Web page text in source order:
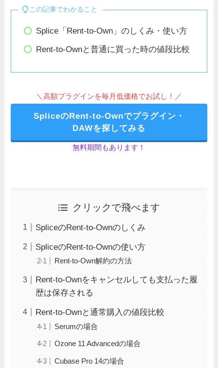
この記事でわかること
Splice「Rent-to-Own」のしくみ・使い方
Rent-to-Ownと普通に買った時の値段比較
＼高額プラグインを毎月低価格でお試し！／
SpliceのRent-to-Ownでプラグイン・
DAWを探してみる
無料期間もあります！
クリックで飛べます
SpliceのRent-to-Ownのしくみ
SpliceのRent-to-Ownの使い方
Rent-to-Own解約の方法
Rent-to-Ownをキャンセルしても支払った履
歴は保存される
Rent-to-Ownと通常購入の値段比較
Serumの場合
Ozone 11 Advancedの場合
Cubase Pro 14の場合